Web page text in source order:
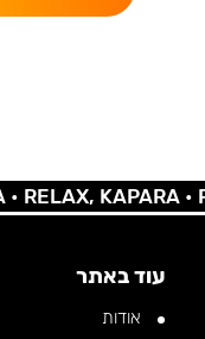
KAPARA •
עוד באתר
אודות